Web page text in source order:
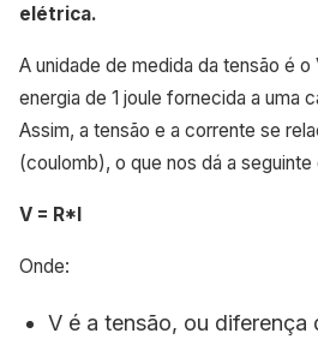
elétrica.
A unidade de medida da tensão é
energia de 1 joule fornecida a uma
Assim, a tensão e a corrente se
(coulomb), o que nos dá a
V = R*I
Onde:
V é a tensão, ou